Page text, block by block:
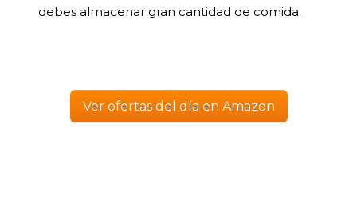
debes almacenar gran cantidad de comida.
Ver ofertas del día en Amazon